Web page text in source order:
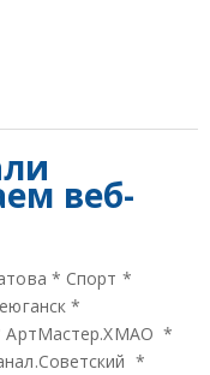
веб-
* Спорт *
*
АртМастер.ХМАО *
*